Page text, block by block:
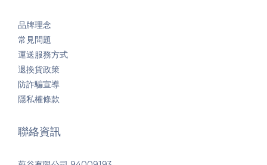
品牌理念
常見問題
運送服務方式
退換貨政策
防詐騙宣導
隱私權條款
聯絡資訊